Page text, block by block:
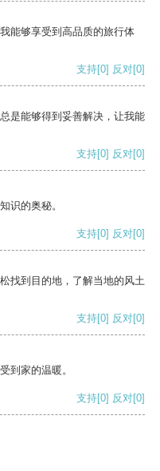
能够享受到高品质的旅行体
支持[0] 反对[0]
是能够得到妥善解决，让我能
支持[0] 反对[0]
识的奥秘。
支持[0] 反对[0]
找到目的地，了解当地的风土
支持[0] 反对[0]
到家的温暖。
支持[0] 反对[0]